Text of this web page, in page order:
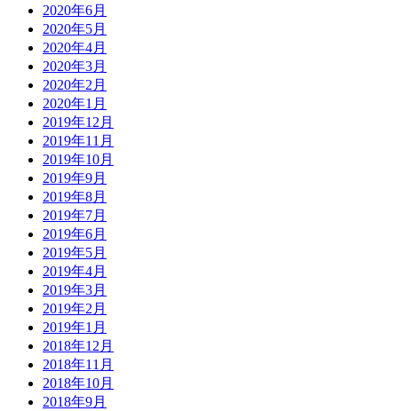
2020年6月
2020年5月
2020年4月
2020年3月
2020年2月
2020年1月
2019年12月
2019年11月
2019年10月
2019年9月
2019年8月
2019年7月
2019年6月
2019年5月
2019年4月
2019年3月
2019年2月
2019年1月
2018年12月
2018年11月
2018年10月
2018年9月